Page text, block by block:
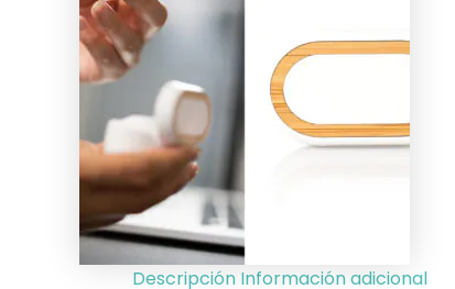
Descripción Información adicional